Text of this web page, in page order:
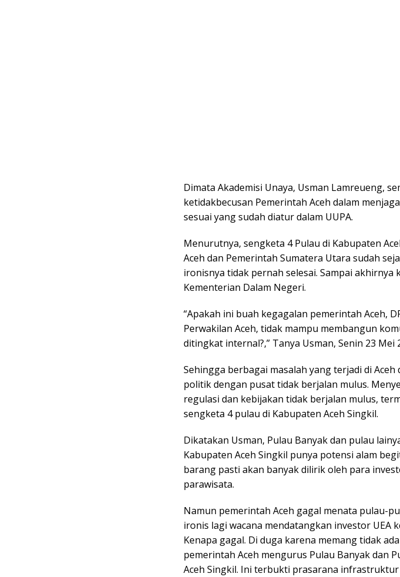
Dimata Akademisi Unaya, Usman Lamreueng,
ketidakbecusan Pemerintah Aceh dalam
sesuai yang sudah diatur dalam UUPA.
Menurutnya, sengketa 4 Pulau di Kabupaten
Aceh dan Pemerintah Sumatera Utara sudah
ironisnya tidak pernah selesai. Sampai akhirnya
Kementerian Dalam Negeri.
“Apakah ini buah kegagalan pemerintah Aceh,
Perwakilan Aceh, tidak mampu membangun
ditingkat internal?,” Tanya Usman, Senin 23 Mei
Sehingga berbagai masalah yang terjadi di Aceh
politik dengan pusat tidak berjalan mulus.
regulasi dan kebijakan tidak berjalan mulus,
sengketa 4 pulau di Kabupaten Aceh Singkil.
Dikatakan Usman, Pulau Banyak dan pulau
Kabupaten Aceh Singkil punya potensi alam
barang pasti akan banyak dilirik oleh para
parawisata.
Namun pemerintah Aceh gagal menata pulau-
ironis lagi wacana mendatangkan investor UEA
Kenapa gagal. Di duga karena memang tidak
pemerintah Aceh mengurus Pulau Banyak dan
Aceh Singkil. Ini terbukti prasarana